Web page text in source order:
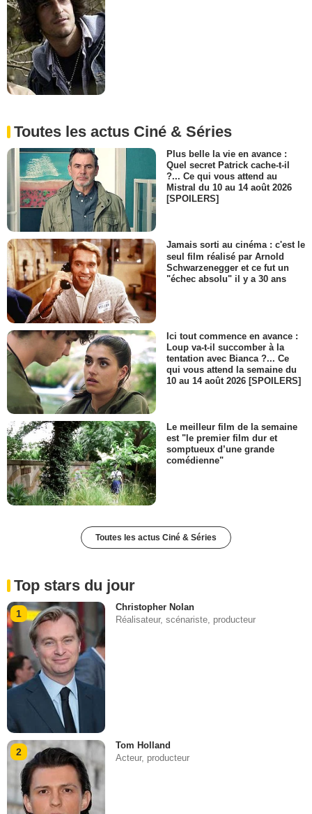
Toutes les actus Ciné & Séries
Plus belle la vie en avance :
Quel secret Patrick cache-t-il
?... Ce qui vous attend au
Mistral du 10 au 14 août 2026
[SPOILERS]
Jamais sorti au cinéma : c'est le
seul film réalisé par Arnold
Schwarzenegger et ce fut un
"échec absolu" il y a 30 ans
Ici tout commence en avance :
Loup va-t-il succomber à la
tentation avec Bianca ?... Ce
qui vous attend la semaine du
10 au 14 août 2026 [SPOILERS]
Le meilleur film de la semaine
est "le premier film dur et
somptueux d’une grande
comédienne"
Toutes les actus Ciné & Séries
Top stars du jour
1
Christopher Nolan
Réalisateur, scénariste, producteur
2
Tom Holland
Acteur, producteur